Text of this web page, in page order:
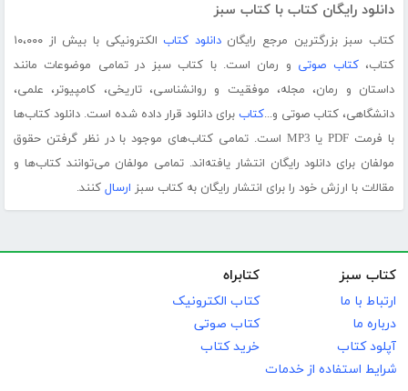
دانلود رایگان کتاب با کتاب سبز
کتاب سبز بزرگترین مرجع رایگاندانلود کتاب
الکترونیکی با بیش از ۱۰،۰۰۰
کتاب،کتاب صوتی و رمان است. با کتاب سبز در تمامی موضوعات مانند
داستان و رمان، مجله، موفقیت و روانشناسی، تاریخی، کامپیوتر، علمی،
دانشگاهی، کتاب صوتی و...کتاب برای دانلود قرار داده شده است. دانلود کتاب‌ها
با فرمت PDF یا MP3 است. تمامی کتاب‌های موجود با در نظر گرفتن حقوق
مولفان برای دانلود رایگان انتشار یافته‌اند. تمامی مولفان می‌توانند کتاب‌ها و
مقالات با ارزش خود را برای انتشار رایگان به کتاب سبز ارسال کنند.
کتاب سبز
ارتباط با ما
درباره ما
آپلود کتاب
شرایط استفاده از خدمات
کتابراه
کتاب الکترونیک
کتاب صوتی
خرید کتاب